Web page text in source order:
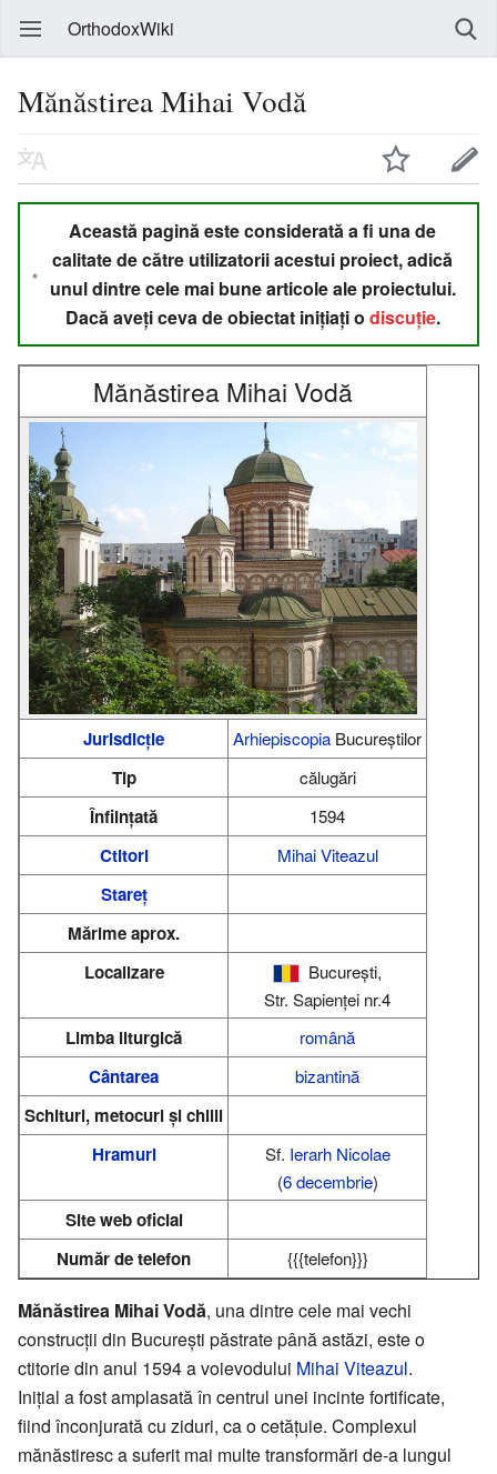
OrthodoxWiki
Mănăstirea Mihai Vodă
Această pagină este considerată a fi una de
calitate de către utilizatorii acestui proiect, adică
unul dintre cele mai bune articole ale proiectului.
Dacă aveți ceva de obiectat inițiați o discuție.
Mănăstirea Mihai Vodă
Jurisdicție Arhiepiscopia Bucureştilor
Tip călugări
Înființată 1594
Ctitori Mihai Viteazul
Stareț
Mărime aprox.
Localizare
Bucureşti,
Str. Sapienţei nr.4
Limba liturgică română
Cântarea bizantină
Schituri, metocuri și chilii
Hramuri
Sf. Ierarh Nicolae
(6 decembrie)
Site web oficial
Număr de telefon
{{{telefon}}}
Mănăstirea Mihai Vodă, una dintre cele mai vechi
construcții din București păstrate până astăzi, este o
ctitorie din anul 1594 a voievodului Mihai Viteazul.
Inițial a fost amplasată în centrul unei incinte fortificate,
fiind înconjurată cu ziduri, ca o cetățuie. Complexul
mănăstiresc a suferit mai multe transformări de-a lungul